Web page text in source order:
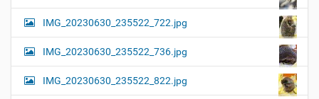
IMG_20230630_235522_722.jpg
IMG_20230630_235522_736.jpg
IMG_20230630_235522_822.jpg